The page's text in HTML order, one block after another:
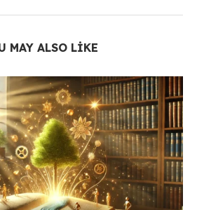
MAY ALSO LIKE